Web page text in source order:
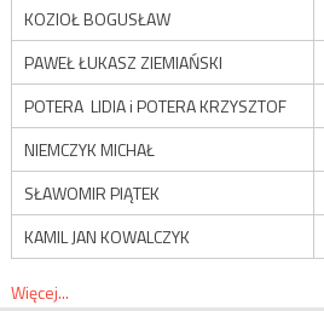
KOZIOŁ BOGUSŁAW
PAWEŁ ŁUKASZ ZIEMIAŃSKI
POTERA LIDIA i POTERA KRZYSZTOF
NIEMCZYK MICHAŁ
SŁAWOMIR PIĄTEK
KAMIL JAN KOWALCZYK
Więcej...